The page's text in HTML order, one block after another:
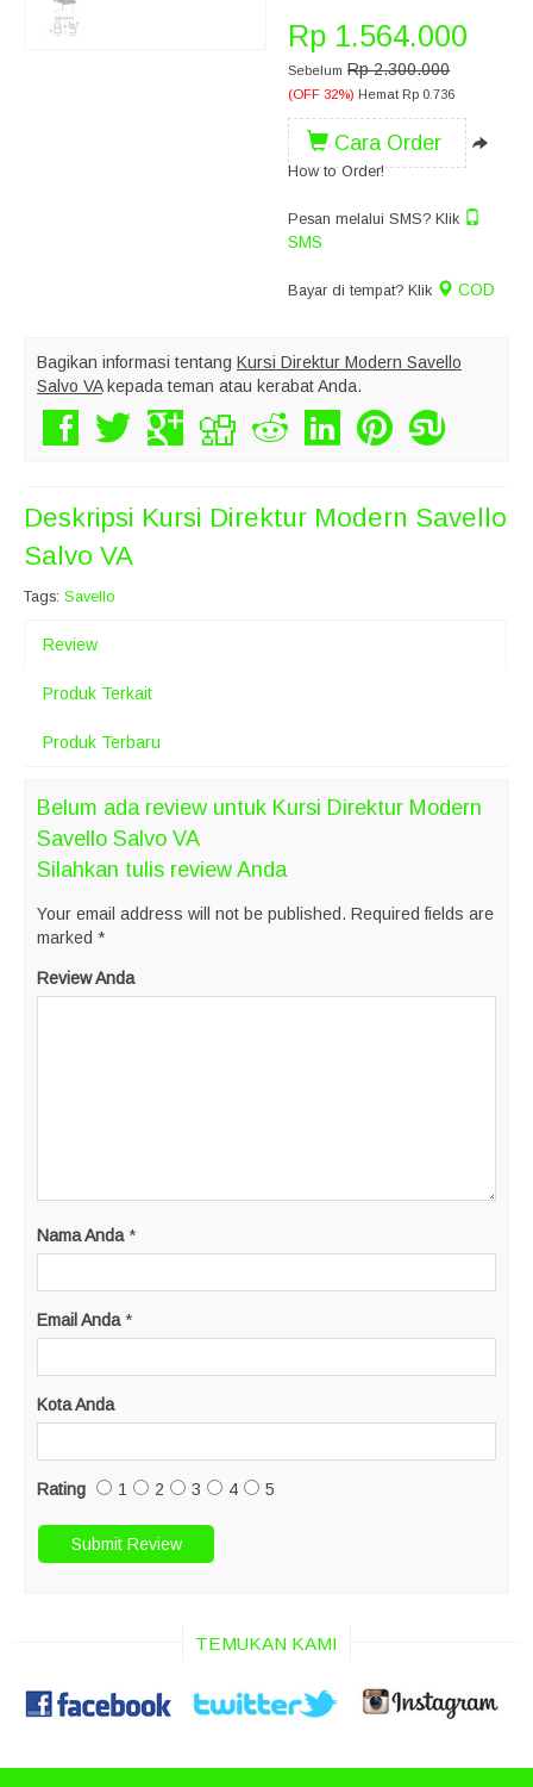
Rp 1.564.000
Sebelum Rp 2.300.000
(OFF 32%) Hemat Rp 0.736
Cara Order
How to Order!
Pesan melalui SMS? Klik
SMS
Bayar di tempat? Klik COD
Bagikan informasi tentang Kursi Direktur Modern Savello
Salvo VAkepada teman atau kerabat Anda.
Deskripsi Kursi Direktur Modern Savello
Salvo VA
Tags: Savello
Review
Produk Terkait
Produk Terbaru
Belum ada review untuk Kursi Direktur Modern
Savello Salvo VA
Silahkan tulis review Anda
Your email address will not be published. Required fields are
marked *
Review Anda
Nama Anda *
Email Anda *
Kota Anda
Rating 1 2 3 4 5
TEMUKAN KAMI